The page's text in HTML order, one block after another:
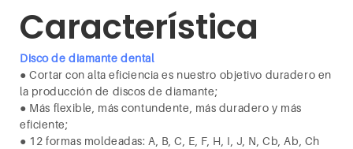
Característica
Disco de diamante dental
●Cortar con alta eficiencia es nuestro objetivo duradero en
la producción de discos de diamante;
● Más flexible, más contundente, más duradero y más
eficiente;
● 12 formas moldeadas: A, B, C, E, F, H, I, J, N, Cb, Ab, Ch